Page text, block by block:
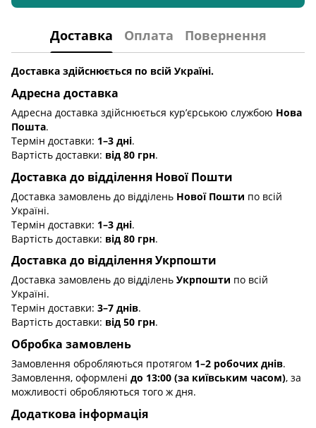
Доставка Оплата Повернення
Доставка здійснюється по всій Україні.
Адресна доставка
Адресна доставка здійснюється кур’єрською службою Нова
Пошта.
Термін доставки: 1–3 дні.
Вартість доставки: від 80 грн.
Доставка до відділення Нової Пошти
Доставка замовлень до відділень Нової Пошти по всій
Україні.
Термін доставки: 1–3 дні.
Вартість доставки: від 80 грн.
Доставка до відділення Укрпошти
Доставка замовлень до відділень Укрпошти по всій
Україні.
Термін доставки: 3–7 днів.
Вартість доставки: від 50 грн.
Обробка замовлень
Замовлення обробляються протягом 1–2 робочих днів.
Замовлення, оформлені до 13:00 (за київським часом), за
можливості обробляються того ж дня.
Додаткова інформація